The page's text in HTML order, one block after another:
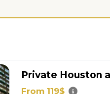
Private Houston
From 119$